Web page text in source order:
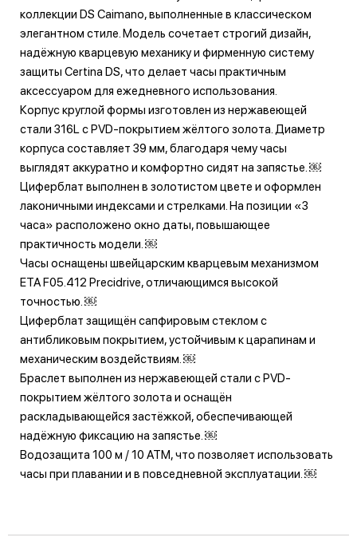
коллекции DS Caimano, выполненные в классическом
элегантном стиле. Модель сочетает строгий дизайн,
надёжную кварцевую механику и фирменную систему
защиты Certina DS, что делает часы практичным
аксессуаром для ежедневного использования.
Корпус круглой формы изготовлен из нержавеющей
стали 316L с PVD-покрытием жёлтого золота. Диаметр
корпуса составляет 39 мм, благодаря чему часы
выглядят аккуратно и комфортно сидят на запястье. ￼
Циферблат выполнен в золотистом цвете и оформлен
лаконичными индексами и стрелками. На позиции «3
часа» расположено окно даты, повышающее
практичность модели. ￼
Часы оснащены швейцарским кварцевым механизмом
ETA F05.412 Precidrive, отличающимся высокой
точностью. ￼
Циферблат защищён сапфировым стеклом с
антибликовым покрытием, устойчивым к царапинам и
механическим воздействиям. ￼
Браслет выполнен из нержавеющей стали с PVD-
покрытием жёлтого золота и оснащён
раскладывающейся застёжкой, обеспечивающей
надёжную фиксацию на запястье. ￼
Водозащита 100 м / 10 ATM, что позволяет использовать
часы при плавании и в повседневной эксплуатации. ￼